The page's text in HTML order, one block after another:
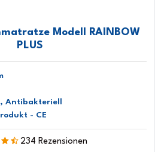
Modell RAINBOW
PLUS
Antibakteriell
- CE
234 Rezensionen